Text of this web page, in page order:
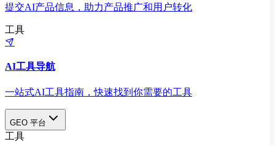
提交AI产品信息，助力产品推广和用户转化
工具
AI工具导航
一站式AI工具指南，快速找到你需要的工具
GEO 平台
工具